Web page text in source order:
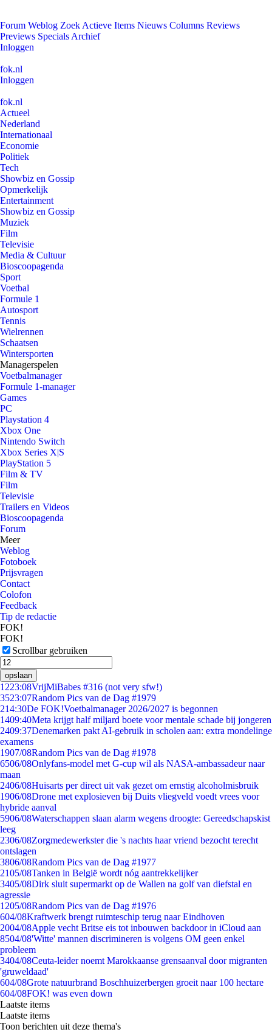
Forum Weblog Zoek Actieve Items Nieuws Columns Reviews
Previews Specials Archief
Inloggen
fok.nl
Inloggen
fok.nl
Actueel
Nederland
Internationaal
Economie
Politiek
Tech
Showbiz en Gossip
Opmerkelijk
Entertainment
Showbiz en Gossip
Muziek
Film
Televisie
Media & Cultuur
Bioscoopagenda
Sport
Voetbal
Formule 1
Autosport
Tennis
Wielrennen
Schaatsen
Wintersporten
Managerspelen
Voetbalmanager
Formule 1-manager
Games
PC
Playstation 4
Xbox One
Nintendo Switch
Xbox Series X|S
PlayStation 5
Film & TV
Film
Televisie
Trailers en Videos
Bioscoopagenda
Forum
Meer
Weblog
Fotoboek
Prijsvragen
Contact
Colofon
Feedback
Tip de redactie
FOK!
FOK!
Scrollbar gebruiken
opslaan
1223:08VrijMiBabes #316 (not very sfw!)
3523:07Random Pics van de Dag #1979
214:30De FOK!Voetbalmanager 2026/2027 is begonnen
1409:40Meta krijgt half miljard boete voor mentale schade bij jongeren
2409:37Denemarken pakt AI-gebruik in scholen aan: extra mondelinge
examens
1907/08Random Pics van de Dag #1978
6506/08Onlyfans-model met G-cup wil als NASA-ambassadeur naar
maan
2406/08Huisarts per direct uit vak gezet om ernstig alcoholmisbruik
1906/08Drone met explosieven bij Duits vliegveld voedt vrees voor
hybride aanval
5906/08Waterschappen slaan alarm wegens droogte: Gereedschapskist
leeg
2306/08Zorgmedewerkster die 's nachts haar vriend bezocht terecht
ontslagen
3806/08Random Pics van de Dag #1977
2105/08Tanken in België wordt nóg aantrekkelijker
3405/08Dirk sluit supermarkt op de Wallen na golf van diefstal en
agressie
1205/08Random Pics van de Dag #1976
604/08Kraftwerk brengt ruimteschip terug naar Eindhoven
2004/08Apple vecht Britse eis tot inbouwen backdoor in iCloud aan
8504/08'Witte' mannen discrimineren is volgens OM geen enkel
probleem
3404/08Ceuta-leider noemt Marokkaanse grensaanval door migranten
'gruweldaad'
604/08Grote natuurbrand Boschhuizerbergen groeit naar 100 hectare
604/08FOK! was even down
Laatste items
Laatste items
Toon berichten uit deze thema's